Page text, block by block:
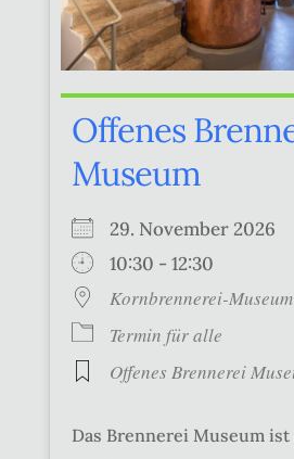
Offenes
Museum
29. November 2026
10:30 - 12:30
Kornbrennerei-Museum
Termin für alle
Offenes Brennerei
Das Brennerei Museum ist